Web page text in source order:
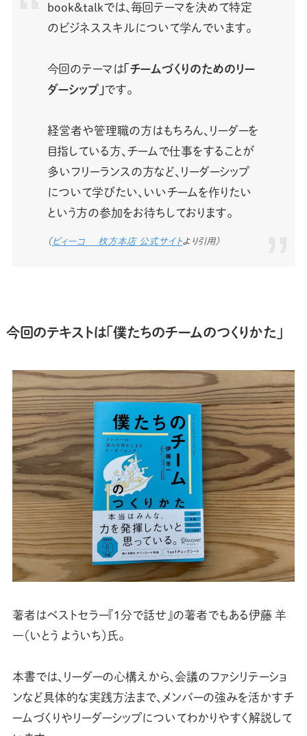
book&talkでは、毎回テーマを決めて特定
のビジネススキルについて学んでいます。
今回のテーマは 「チームづくりのためのリー
ダーシップ」です。
経営者や管理職の方はもちろん、リーダーを
目指している方、チームで仕事をすることが
多いフリーランスの方など、リーダーシップ
について学びたい、いいチームを作りたい
という方の参加をお待ちしております。
（ビィーコ゚ 枚方本店 公式サイトより引用）
今回のテキストは「僕たちのチームのつくりかた」
著者はベストセラー『1分で話せ』の著者でもある伊藤 羊
一（いとう よういち）氏。
本書では、リーダーの心構えから、会議のファシリテーショ
ンなど具体的な実践方法まで、メンバーの強みを活かすチ
ームづくりやリーダーシップについてわかりやすく解説して